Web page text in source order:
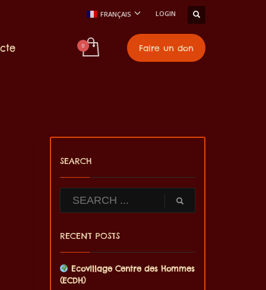
FRANÇAIS LOGIN
Faire un don
SEARCH
RECENT POSTS
Ecovillage Centre des Hommes
(ECDH)